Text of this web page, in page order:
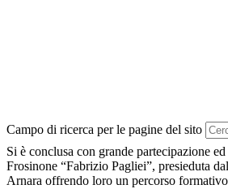
Campo di ricerca per le pagine del sito
Si è conclusa con grande partecipazione
Frosinone “Fabrizio Pagliei”, presieduta
Arnara offrendo loro un percorso